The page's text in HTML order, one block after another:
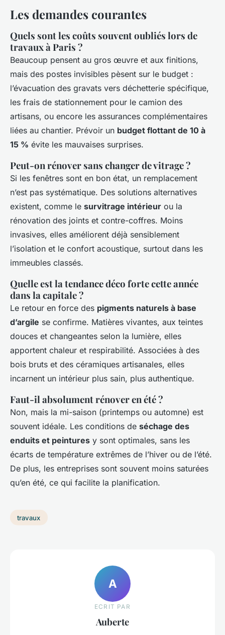
Les demandes courantes
Quels sont les coûts souvent oubliés lors de
travaux à Paris ?
Beaucoup pensent au gros œuvre et aux finitions,
mais des postes invisibles pèsent sur le budget :
l’évacuation des gravats vers déchetterie spécifique,
les frais de stationnement pour le camion des
artisans, ou encore les assurances complémentaires
liées au chantier. Prévoir un budget flottant de 10 à
15 % évite les mauvaises surprises.
Peut-on rénover sans changer de vitrage ?
Si les fenêtres sont en bon état, un remplacement
n’est pas systématique. Des solutions alternatives
existent, comme le survitrage intérieur ou la
rénovation des joints et contre-coffres. Moins
invasives, elles améliorent déjà sensiblement
l’isolation et le confort acoustique, surtout dans les
immeubles classés.
Quelle est la tendance déco forte cette année
dans la capitale ?
Le retour en force des pigments naturels à base
d’argile se confirme. Matières vivantes, aux teintes
douces et changeantes selon la lumière, elles
apportent chaleur et respirabilité. Associées à des
bois bruts et des céramiques artisanales, elles
incarnent un intérieur plus sain, plus authentique.
Faut-il absolument rénover en été ?
Non, mais la mi-saison (printemps ou automne) est
souvent idéale. Les conditions de séchage des
enduits et peintures y sont optimales, sans les
écarts de température extrêmes de l’hiver ou de l’été.
De plus, les entreprises sont souvent moins saturées
qu’en été, ce qui facilite la planification.
travaux
A
ECRIT PAR
Auberte